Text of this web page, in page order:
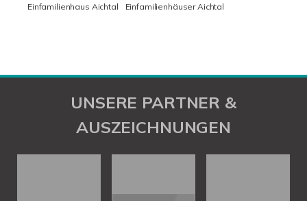
Einfamilienhaus Aichtal
Einfamilienhäuser Aichtal
UNSERE PARTNER &
AUSZEICHNUNGEN